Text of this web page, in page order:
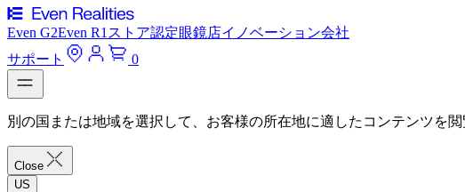
Even G2Even R1 ストア認定眼鏡店イノベーション会社
サポート
0
別の国または地域を選択して、お客様の所在地に適したコンテンツを
Close
US